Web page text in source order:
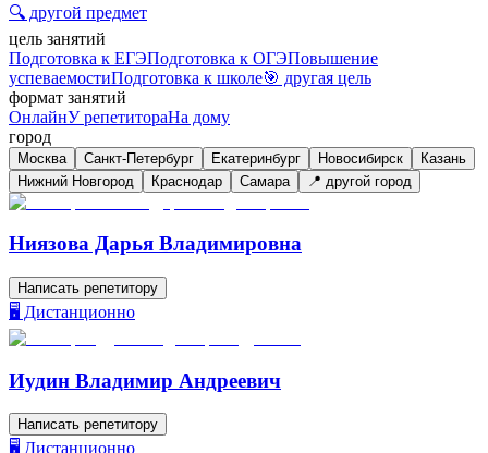
🔍 другой предмет
цель занятий
Подготовка к ЕГЭПодготовка к ОГЭПовышение
успеваемостиПодготовка к школе🎯 другая цель
формат занятий
ОнлайнУ репетитораНа дому
город
Москва Санкт-Петербург Екатеринбург Новосибирск
Казань
Нижний Новгород
Краснодар Самара 📍 другой город
Ниязова Дарья Владимировна
Написать репетитору
🖥️ Дистанционно
Иудин Владимир Андреевич
Написать репетитору
🖥️ Дистанционно